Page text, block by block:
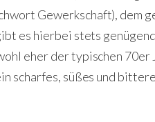
Gewerkschaft), dem
es hierbei stets
eher der typischen 70er
scharfes, süßes und